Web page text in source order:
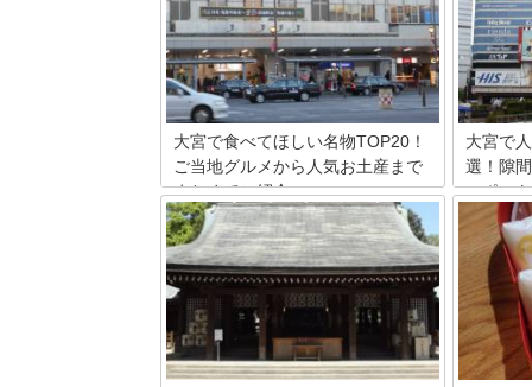
大宮で食べてほしい名物TOP20！
ご当地グルメから人気お土産まで
まとめてご紹介
大宮で食べるべき名物を案内します。東
北新幹線と上越・北陸新幹線の分岐点で
もある大宮は、昔から人の流れがあり、
個性的な名物が多数あります。いろいろ
ある中で20もの名物を厳選しました。わ
かりやすいランキング形式で紹介しま
す。
大宮で
選！隙
スポッ
多くの
宮」には
つぶし
から大
効に使う
トをご紹
意義なひ